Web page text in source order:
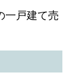
一戸建て売